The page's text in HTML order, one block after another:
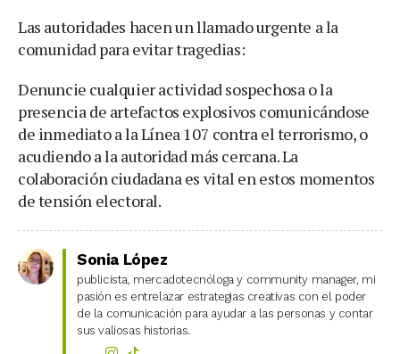
Las autoridades hacen un llamado urgente a la
comunidad para evitar tragedias:
Denuncie cualquier actividad sospechosa o la
presencia de artefactos explosivos comunicándose
de inmediato a la Línea 107 contra el terrorismo, o
acudiendo a la autoridad más cercana. La
colaboración ciudadana es vital en estos momentos
de tensión electoral.
Sonia López
publicista, mercadotecnóloga y community manager, mi
pasión es entrelazar estrategias creativas con el poder
de la comunicación para ayudar a las personas y contar
sus valiosas historias.